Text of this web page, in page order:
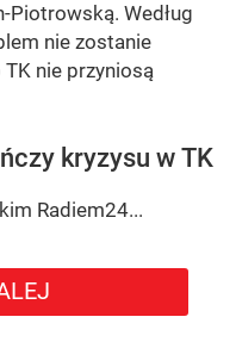
Piotrowską. Według
nie zostanie
TK nie przyniosą
kryzysu w TK
Radiem24...